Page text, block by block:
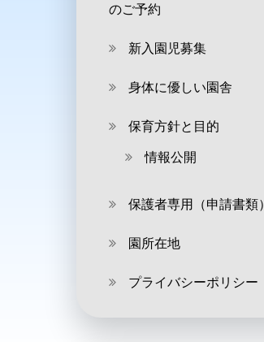
のご予約
新入園児募集
身体に優しい園舎
保育方針と目的
情報公開
保護者専用（申請書類）
園所在地
プライバシーポリシー